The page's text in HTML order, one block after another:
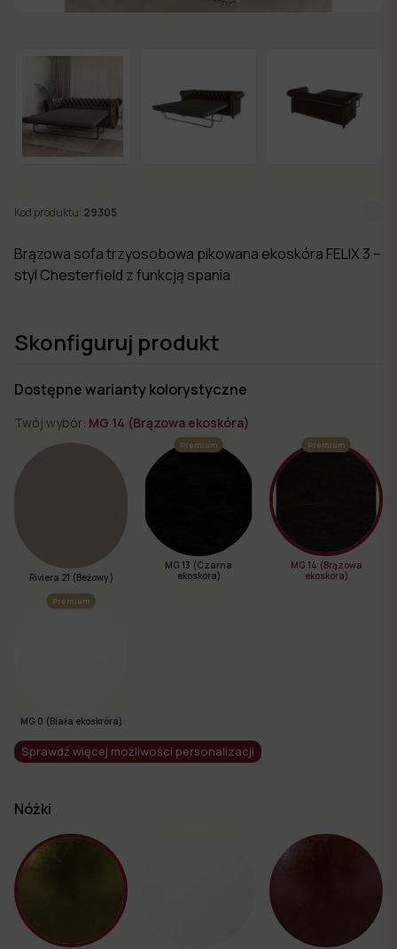
Nowości
Kolekcje
mebli
Kod produktu: 29305
Brązowa sofa trzyosobowa pikowana ekoskóra FELIX 3 –
styl Chesterfield z funkcją spania
Skonfiguruj produkt
Dostępne warianty kolorystyczne
Twój wybór: MG 14 (Brązowa ekoskóra)
Riviera 21 (Beżowy )
Premium
MG 13 (Czarna
ekoskóra)
Premium
MG 14 (Brązowa
ekoskóra)
Premium
MG 0 (Biała ekoskróra)
Sprawdź więcej możliwości personalizacji
Nóżki